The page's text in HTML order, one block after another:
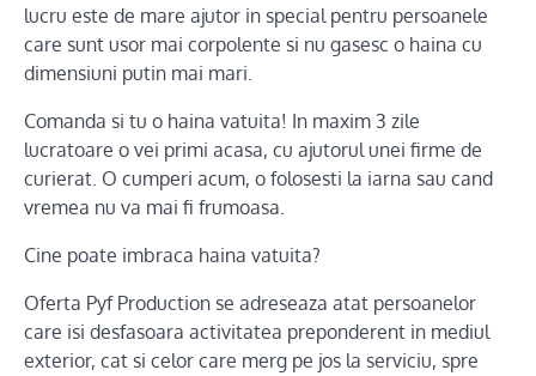
lucru este de mare ajutor in special pentru persoanele
care sunt usor mai corpolente si nu gasesc o haina cu
dimensiuni putin mai mari.
Comanda si tu o haina vatuita! In maxim 3 zile
lucratoare o vei primi acasa, cu ajutorul unei firme de
curierat. O cumperi acum, o folosesti la iarna sau cand
vremea nu va mai fi frumoasa.
Cine poate imbraca haina vatuita?
Oferta Pyf Production se adreseaza atat persoanelor
care isi desfasoara activitatea preponderent in mediul
exterior, cat si celor care merg pe jos la serviciu, spre